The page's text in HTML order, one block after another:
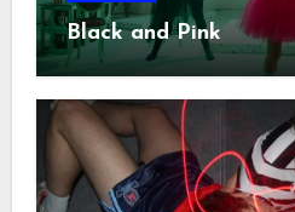
Black and Pink